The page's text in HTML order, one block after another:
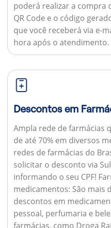
poderá realizar a compra
QR Code e o código
que você receberá via e-
hora após o atendimento.
Descontos em
Ampla rede de farmácias
de até 70% em diversos
redes de farmácias do
solicitar o desconto via
informando o seu CPF!
medicamentos: São mais
descontos em
pessoal, perfumaria e
farmácias, como Droga